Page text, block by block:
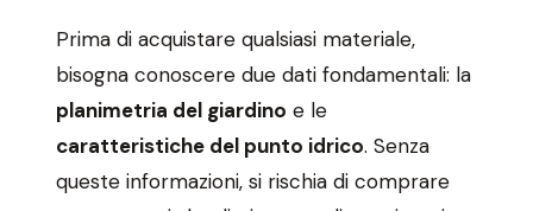
Prima di acquistare qualsiasi materiale,
bisogna conoscere due dati fondamentali: la
planimetria del giardino e le
caratteristiche del punto idrico. Senza
queste informazioni, si rischia di comprare